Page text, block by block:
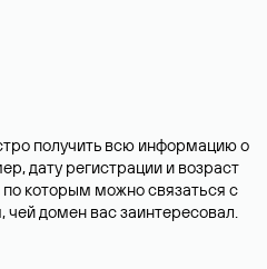
получить всю информацию о
дату регистрации и возраст
по которым можно связаться с
чей домен вас заинтересовал.